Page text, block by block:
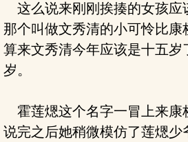
这么说来刚刚挨揍的女孩应
那个叫做文秀清的小可怜比康
算来文秀清今年应该是十五岁
岁。
霍莲煾这个名字一冒上来康
说完之后她稍微模仿了莲煾少